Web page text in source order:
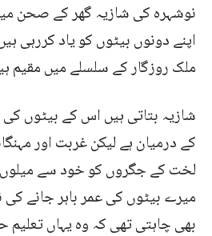
نوشہرہ کی شازیہ گھر کے صحن
اپنے دونوں بیٹوں کو یاد کررہی
ملک روزگار کے سلسلے میں مقیم
کے درمیان ہے لیکن غربت اور
لخت کے جگروں کو خود سے میلوں
میرے بیٹوں کی عمر باہر جانے
بھی چاہتی تھی کہ وہ یہاں